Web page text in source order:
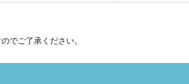
でご了承ください。